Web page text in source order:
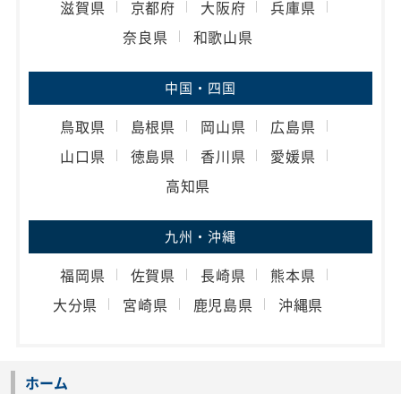
滋賀県 京都府 大阪府
兵庫県
奈良県
和歌山県
中国・四国
鳥取県 島根県 岡山県
広島県
山口県
徳島県 香川県
愛媛県
高知県
九州・沖縄
福岡県 佐賀県 長崎県
熊本県
大分県
宮崎県 鹿児島県 沖縄県
ホーム